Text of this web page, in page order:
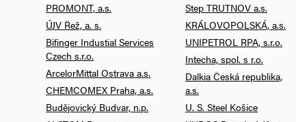
PROMONT, a.s.
ÚJV Řež, a. s.
Bifinger Industial Services
Czech s.r.o.
ArcelorMittal Ostrava a.s.
CHEMCOMEX Praha, a.s.
Budějovický Budvar, n.p.
Step TRUTNOV a.s.
KRÁLOVOPOLSKÁ, a.s.
UNIPETROL RPA, s.r.o.
Intecha, spol. s r.o.
Dalkia Česká republika,
a.s.
U. S. Steel Košice